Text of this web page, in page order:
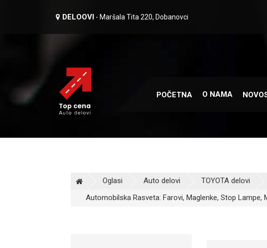
DELOOVI - Maršala Tita 220, Dobanovci
POČETNA O NAMA
Oglasi Auto delovi TOYOTA delovi
Automobilska Rasveta: Farovi, Maglenke, Stop Lampe,